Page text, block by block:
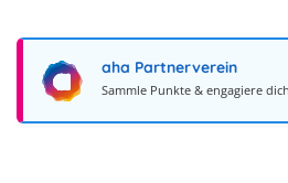
aha Partnerverein
Sammle Punkte & engagiere